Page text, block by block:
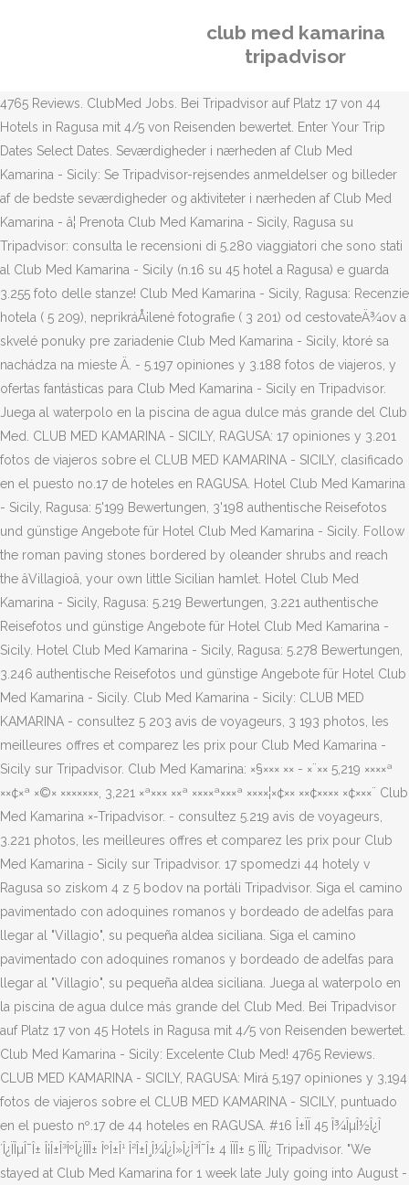
club med kamarina
tripadvisor
4765 Reviews. ClubMed Jobs. Bei Tripadvisor auf Platz 17 von 44
Hotels in Ragusa mit 4/5 von Reisenden bewertet. Enter Your Trip
Dates Select Dates. Seværdigheder i nærheden af Club Med
Kamarina - Sicily: Se Tripadvisor-rejsendes anmeldelser og billeder
af de bedste seværdigheder og aktiviteter i nærheden af Club Med
Kamarina - â¦ Prenota Club Med Kamarina - Sicily, Ragusa su
Tripadvisor: consulta le recensioni di 5.280 viaggiatori che sono stati
al Club Med Kamarina - Sicily (n.16 su 45 hotel a Ragusa) e guarda
3.255 foto delle stanze! Club Med Kamarina - Sicily, Ragusa: Recenzie
hotela ( 5 209), neprikráÅ¡lené fotografie ( 3 201) od cestovateÄ¾ov a
skvelé ponuky pre zariadenie Club Med Kamarina - Sicily, ktoré sa
nachádza na mieste Ä. - 5.197 opiniones y 3.188 fotos de viajeros, y
ofertas fantásticas para Club Med Kamarina - Sicily en Tripadvisor.
Juega al waterpolo en la piscina de agua dulce más grande del Club
Med. CLUB MED KAMARINA - SICILY, RAGUSA: 17 opiniones y 3.201
fotos de viajeros sobre el CLUB MED KAMARINA - SICILY, clasificado
en el puesto no.17 de hoteles en RAGUSA. Hotel Club Med Kamarina
- Sicily, Ragusa: 5'199 Bewertungen, 3'198 authentische Reisefotos
und günstige Angebote für Hotel Club Med Kamarina - Sicily. Follow
the roman paving stones bordered by oleander shrubs and reach
the âVillagioâ, your own little Sicilian hamlet. Hotel Club Med
Kamarina - Sicily, Ragusa: 5.219 Bewertungen, 3.221 authentische
Reisefotos und günstige Angebote für Hotel Club Med Kamarina -
Sicily. Hotel Club Med Kamarina - Sicily, Ragusa: 5.278 Bewertungen,
3.246 authentische Reisefotos und günstige Angebote für Hotel Club
Med Kamarina - Sicily. Club Med Kamarina - Sicily: CLUB MED
KAMARINA - consultez 5 203 avis de voyageurs, 3 193 photos, les
meilleures offres et comparez les prix pour Club Med Kamarina -
Sicily sur Tripadvisor. Club Med Kamarina: ×§××× ×× - ×¨×× 5,219 ××××ª
××¢×ª ×©× ×××××××, 3,221 ×ª××× ××ª ××××ª×××ª ××××¦×¢×× ××¢×××× ×¢×××¨ Club
Med Kamarina ×-Tripadvisor. - consultez 5.219 avis de voyageurs,
3.221 photos, les meilleures offres et comparez les prix pour Club
Med Kamarina - Sicily sur Tripadvisor. 17 spomedzi 44 hotely v
Ragusa so ziskom 4 z 5 bodov na portáli Tripadvisor. Siga el camino
pavimentado con adoquines romanos y bordeado de adelfas para
llegar al "Villagio", su pequeña aldea siciliana. Siga el camino
pavimentado con adoquines romanos y bordeado de adelfas para
llegar al "Villagio", su pequeña aldea siciliana. Juega al waterpolo en
la piscina de agua dulce más grande del Club Med. Bei Tripadvisor
auf Platz 17 von 45 Hotels in Ragusa mit 4/5 von Reisenden bewertet.
Club Med Kamarina - Sicily: Excelente Club Med! 4765 Reviews.
CLUB MED KAMARINA - SICILY, RAGUSA: Mirá 5,197 opiniones y 3,194
fotos de viajeros sobre el CLUB MED KAMARINA - SICILY, puntuado
en el puesto nº.17 de 44 hoteles en RAGUSA. #16 Î±ÏÏ 45 Î¾ÎµÎ½Î¿Î
´Î¿ÏÎµÎ¯Î± Î¡Î±Î³ÎºÎ¿ÏÏÎ± ÎºÎ±Î¹ Î²Î±Î¸Î¼Î¿Î»Î¿Î³Î¯Î± 4 ÏÏÎ± 5 ÏÏÎ¿ Tripadvisor. "We
stayed at Club Med Kamarina for 1 week late July going into August -